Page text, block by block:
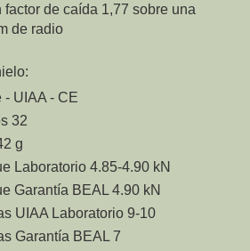
factor de caída 1,77 sobre una
de radio
UIAA - CE
32
g
Laboratorio 4.85-4.90 kN
Garantía BEAL 4.90 kN
UIAA Laboratorio 9-10
Garantía BEAL 7